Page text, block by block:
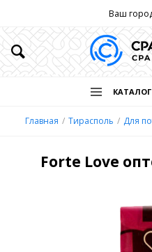
Ваш
Главная Тирасполь Для
Forte Love